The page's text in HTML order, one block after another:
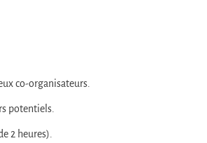
co-organisateurs.
potentiels.
2 heures).